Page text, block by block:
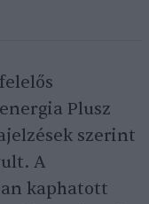
Plusz
szerint
A
kaphatott